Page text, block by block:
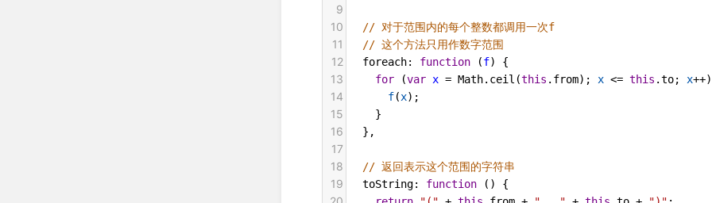
9
10
// 对于范围内的每个整数都调用一次f
11 // 这个方法只用作数字范围
12 foreach: function (f) {
13 for (var x = Math. ceil (this . from); x <= this .to; x++
14 f(x);
15
    }
16
  },
17
18
// 返回表示这个范围的字符串
19 toString: function () {